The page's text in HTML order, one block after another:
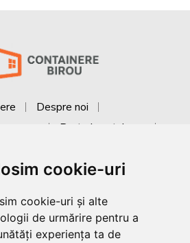
cookie-uri
cookie-uri și alte
de urmărire pentru a
experiența ta de
Despre noi
Preturi containere
+40 733 53 31 10